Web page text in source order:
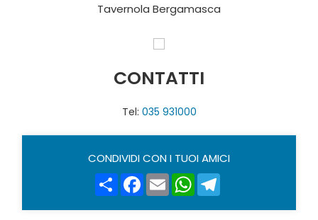
Tavernola Bergamasca
CONTATTI
Tel: 035 931000
CONDIVIDI CON I TUOI AMICI
ShareFacebook
EmailWhatsApp